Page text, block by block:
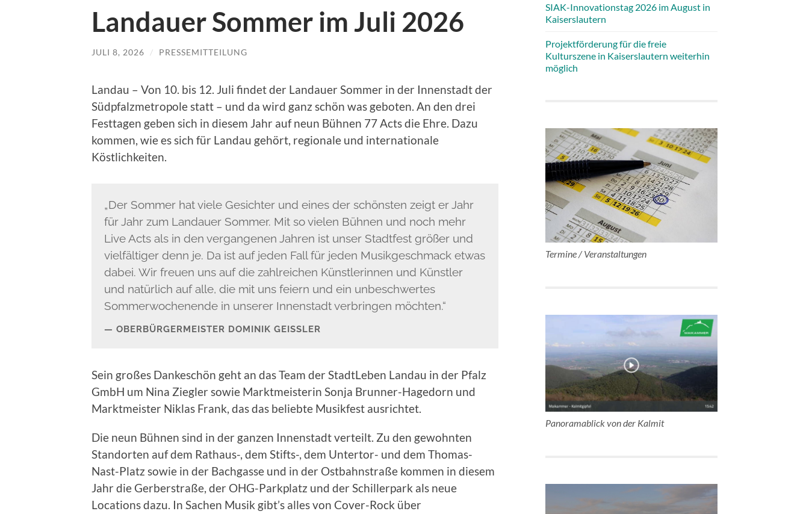
Landauer Sommer im Juli 2026
JULI 8, 2026 / PRESSEMITTEILUNG
Landau – Von 10. bis 12. Juli findet der Landauer Sommer in der Innenstadt der
Südpfalzmetropole statt – und da wird ganz schön was geboten. An den drei
Festtagen geben sich in diesem Jahr auf neun Bühnen 77 Acts die Ehre. Dazu
kommen, wie es sich für Landau gehört, regionale und internationale
Köstlichkeiten.
„Der Sommer hat viele Gesichter und eines der schönsten zeigt er Jahr
für Jahr zum Landauer Sommer. Mit so vielen Bühnen und noch mehr
Live Acts als in den vergangenen Jahren ist unser Stadtfest größer und
vielfältiger denn je. Da ist auf jeden Fall für jeden Musikgeschmack etwas
dabei. Wir freuen uns auf die zahlreichen Künstlerinnen und Künstler
und natürlich auf alle, die mit uns feiern und ein unbeschwertes
Sommerwochenende in unserer Innenstadt verbringen möchten.“
OBERBÜRGERMEISTER DOMINIK GEISSLER
Sein großes Dankeschön geht an das Team der StadtLeben Landau in der Pfalz
GmbH um Nina Ziegler sowie Marktmeisterin Sonja Brunner-Hagedorn und
Marktmeister Niklas Frank, das das beliebte Musikfest ausrichtet.
Die neun Bühnen sind in der ganzen Innenstadt verteilt. Zu den gewohnten
Standorten auf dem Rathaus-, dem Stifts-, dem Untertor- und dem Thomas-
Nast-Platz sowie in der Bachgasse und in der Ostbahnstraße kommen in diesem
Jahr die Gerberstraße, der OHG-Parkplatz und der Schillerpark als neue
Locations dazu. In Sachen Musik gibt’s alles von Cover-Rock über
SIAK-Innovationstag 2026 im August in
Kaiserslautern
Projektförderung für die freie
Kulturszene in Kaiserslautern weiterhin
möglich
Termine / Veranstaltungen
Panoramablick von der Kalmit